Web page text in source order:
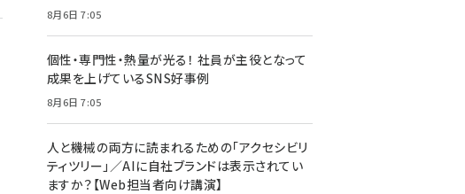
8月6日 7:05
個性・専門性・熱量が光る！ 社員が主役となって
成果を上げているSNS好事例
8月6日 7:05
人と機械の両方に読まれるための「アクセシビリ
ティツリー」／AIに自社ブランドは表示されてい
ますか？【Web担当者向け講演】